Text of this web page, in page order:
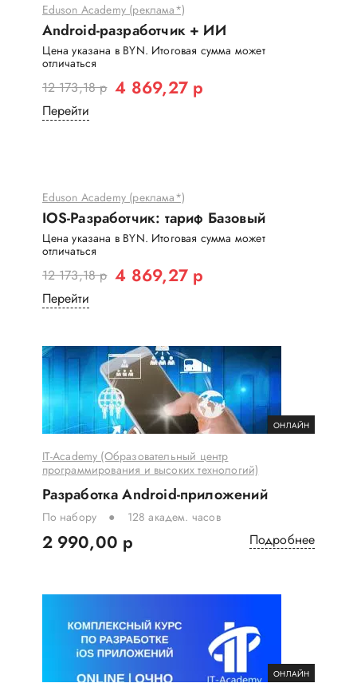
Eduson Academy (реклама*)
Android-разработчик + ИИ
Цена указана в BYN. Итоговая сумма может
отличаться
12 173,18 р 4 869,27 р
Перейти
Eduson Academy (реклама*)
IOS-Разработчик: тариф Базовый
Цена указана в BYN. Итоговая сумма может
отличаться
12 173,18 р 4 869,27 р
Перейти
ОНЛАЙН
IT-Academy (Образовательный центр
программирования и высоких технологий)
Разработка Android-приложений
По набору 128 академ. часов
2 990,00 р Подробнее
ОНЛАЙН